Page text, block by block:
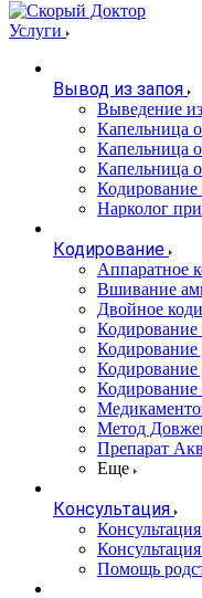
Услуги
Вывод из запоя
Выведение
Капельница
Капельница
Капельница
Кодирование
Нарколог
Кодирование
Аппаратное
Вшивание
Двойное
Кодирование
Кодирование
Метод
Препарат
Еще
Консультация
Помощь